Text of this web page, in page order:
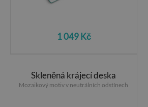
1 049 Kč
Skleněná krájecí deska
Mozaikový motiv v neutrálních odstínech